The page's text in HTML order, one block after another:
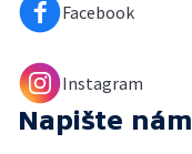
Facebook
Instagram
Napište nám